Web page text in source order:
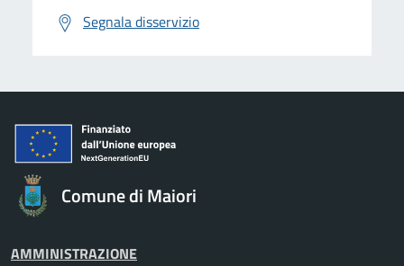
Segnala disservizio
Comune di Maiori
AMMINISTRAZIONE